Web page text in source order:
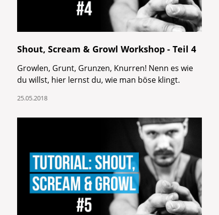
Shout, Scream & Growl Workshop - Teil 4
Growlen, Grunt, Grunzen, Knurren! Nenn es wie
du willst, hier lernst du, wie man böse klingt.
25.05.2018